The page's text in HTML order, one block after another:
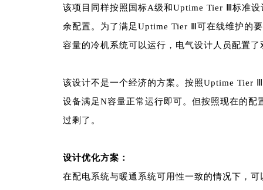
该项目同样按照国标A级和Uptime Tier Ⅲ标准
余配置。为了满足Uptime Tier Ⅲ可在线维护的
容量的冷机系统可以运行，电气设计人员配置了
该设计不是一个经济的方案。按照Uptime Tier
设备满足N容量正常运行即可。但按照现在的
过剩了。
设计优化方案：
在配电系统与暖通系统可用性一致的情况下，